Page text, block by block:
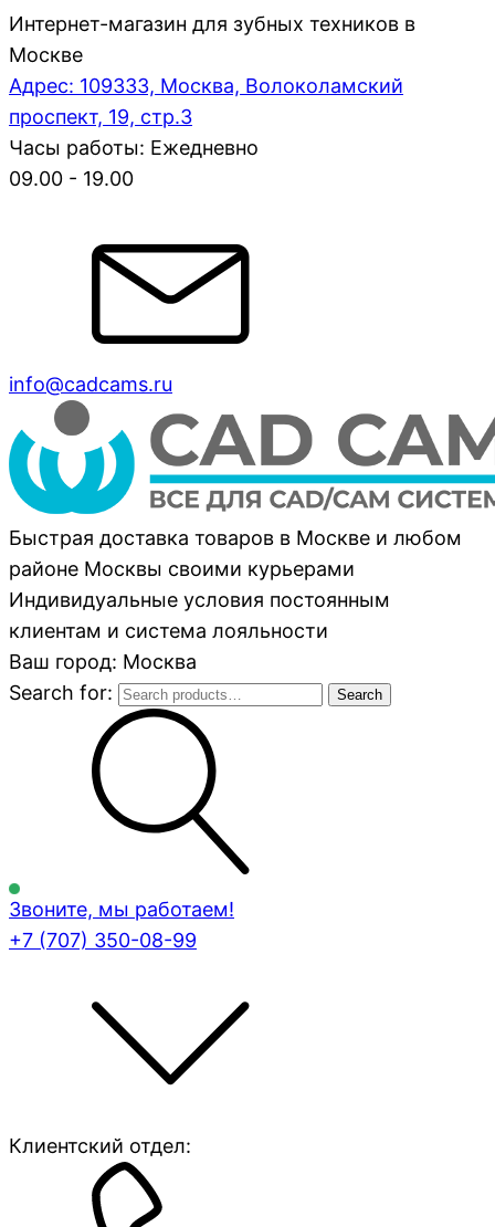
Интернет-магазин для зубных техников в
Москве
Адрес: 109333, Москва, Волоколамский
проспект, 19, стр.3
Часы работы: Ежедневно
09.00 - 19.00
info@cadcams.ru
Быстрая доставка товаров в Москве и любом
районе Москвы своими курьерами
Индивидуальные условия постоянным
клиентам и система лояльности
Ваш город: Москва
Search for:
Search
Звоните, мы работаем!
+7 (707) 350-08-99
Клиентский отдел: